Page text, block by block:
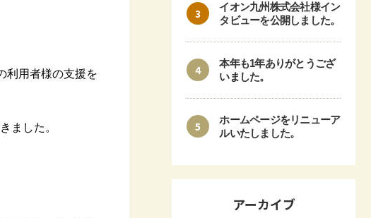
利用者様の支援を
ました。
3
イオン九州株式会社様イン
タビューを公開しました。
4
本年も1年ありがとうござ
いました。
5
ホームページをリニューア
ルいたしました。
アーカイブ